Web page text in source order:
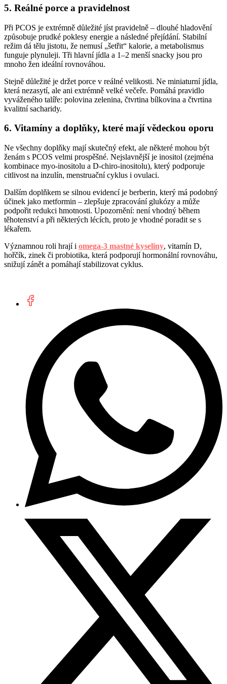
5. Reálné porce a pravidelnost
Při PCOS je extrémně důležité jíst pravidelně – dlouhé hladovění
způsobuje prudké poklesy energie a následné přejídání. Stabilní
režim dá tělu jistotu, že nemusí „šetřit“ kalorie, a metabolismus
funguje plynuleji. Tři hlavní jídla a 1–2 menší snacky jsou pro
mnoho žen ideální rovnováhou.
Stejně důležité je držet porce v reálné velikosti. Ne miniaturní jídla,
která nezasytí, ale ani extrémně velké večeře. Pomáhá pravidlo
vyváženého talíře: polovina zelenina, čtvrtina bílkovina a čtvrtina
kvalitní sacharidy.
6. Vitamíny a doplňky, které mají vědeckou oporu
Ne všechny doplňky mají skutečný efekt, ale některé mohou být
ženám s PCOS velmi prospěšné. Nejslavnější je inositol (zejména
kombinace myo-inositolu a D-chiro-inositolu), který podporuje
citlivost na inzulín, menstruační cyklus i ovulaci.
Dalším doplňkem se silnou evidencí je berberin, který má podobný
účinek jako metformin – zlepšuje zpracování glukózy a může
podpořit redukci hmotnosti. Upozornění: není vhodný během
těhotenství a při některých lécích, proto je vhodné poradit se s
lékařem.
Významnou roli hrají i omega-3 mastné kyseliny, vitamín D,
hořčík, zinek či probiotika, která podporují hormonální rovnováhu,
snižují zánět a pomáhají stabilizovat cyklus.